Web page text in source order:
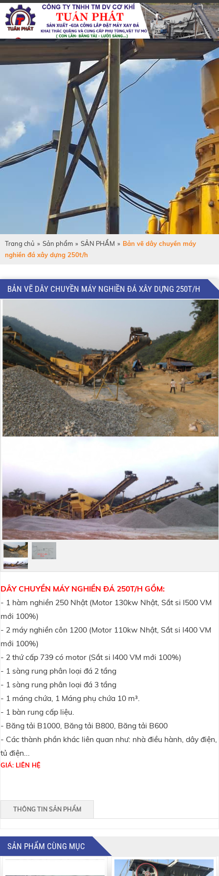
Trang chủ » Sản phẩm » SẢN PHẨM » Bản vẽ dây chuyền máy
nghiền đá xây dựng 250t/h
BẢN VẼ DÂY CHUYỀN MÁY NGHIỀN ĐÁ XÂY DỰNG 250T/H
DÂY CHUYỀN MÁY NGHIỀN ĐÁ 250T/H GỒM:
- 1 hàm nghiền 250 Nhật (Motor 130kw Nhật, Sắt si I500 VM
mới 100%)
- 2 máy nghiền côn 1200 (Motor 110kw Nhật, Sắt si I400 VM
mới 100%)
- 2 thứ cấp 739 có motor (Sắt si I400 VM mới 100%)
- 1 sàng rung phân loại đá 2 tầng
- 1 sàng rung phân loại đá 3 tầng
- 1 máng chứa, 1 Máng phụ chứa 10 m³.
- 1 bàn rung cấp liệu
- Băng tải B1000, Băng tải B800, Băng tải B600
- Các thành phần khác liên quan như: nhà điều hành, dây điện,
tủ điện...
GIÁ: LIÊN HỆ
THÔNG TIN SẢN PHẨM
SẢN PHẨM CÙNG MỤC